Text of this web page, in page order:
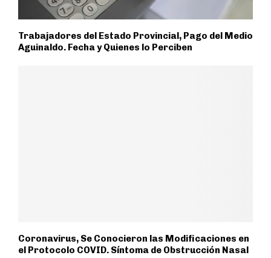
Trabajadores del Estado Provincial, Pago del Medio
Aguinaldo. Fecha y Quienes lo Perciben
Coronavirus, Se Conocieron las Modificaciones en
el Protocolo COVID. Síntoma de Obstrucción Nasal